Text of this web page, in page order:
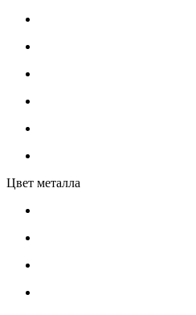
Цвет металла